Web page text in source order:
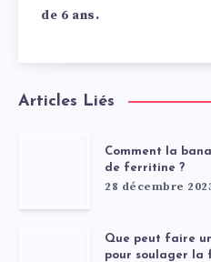
de 6 ans.
Articles Liés
Comment la
de ferritine ?
28 décembre
Que peut faire
pour soulager la